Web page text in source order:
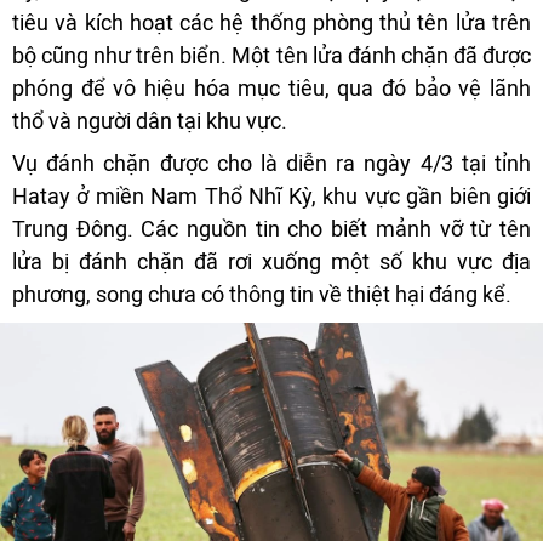
tiêu và kích hoạt các hệ thống phòng thủ tên lửa trên
bộ cũng như trên biển. Một tên lửa đánh chặn đã được
phóng để vô hiệu hóa mục tiêu, qua đó bảo vệ lãnh
thổ và người dân tại khu vực.
Vụ đánh chặn được cho là diễn ra ngày 4/3 tại tỉnh
Hatay ở miền Nam Thổ Nhĩ Kỳ, khu vực gần biên giới
Trung Đông. Các nguồn tin cho biết mảnh vỡ từ tên
lửa bị đánh chặn đã rơi xuống một số khu vực địa
phương, song chưa có thông tin về thiệt hại đáng kể.